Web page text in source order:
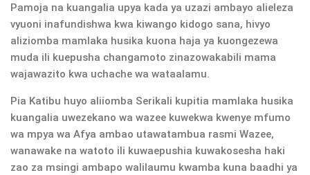
Pamoja na kuangalia upya kada ya uzazi ambayo alieleza
vyuoni inafundishwa kwa kiwango kidogo sana, hivyo
aliziomba mamlaka husika kuona haja ya kuongezewa
muda ili kuepusha changamoto zinazowakabili mama
wajawazito kwa uchache wa wataalamu.
Pia Katibu huyo aliiomba Serikali kupitia mamlaka husika
kuangalia uwezekano wa wazee kuwekwa kwenye mfumo
wa mpya wa Afya ambao utawatambua rasmi Wazee,
wanawake na watoto ili kuwaepushia kuwakosesha haki
zao za msingi ambapo walilaumu kwamba kuna baadhi ya